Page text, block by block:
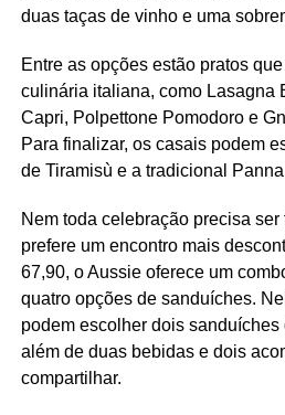
duas taças de vinho e uma
Entre as opções estão pratos
culinária italiana, como Lasagna
Capri, Polpettone Pomodoro e
Para finalizar, os casais podem
de Tiramisù e a tradicional
Nem toda celebração precisa
prefere um encontro mais
67,90, o Aussie oferece um
quatro opções de sanduíches.
podem escolher dois sanduíches
além de duas bebidas e dois
compartilhar.